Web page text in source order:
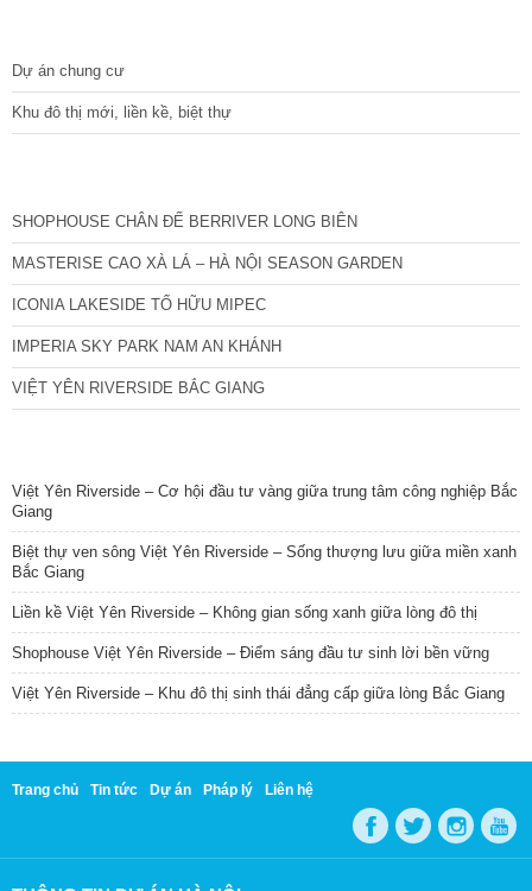
Dự án chung cư
Khu đô thị mới, liền kề, biệt thự
SHOPHOUSE CHÂN ĐẾ BERRIVER LONG BIÊN
MASTERISE CAO XÀ LÁ – HÀ NỘI SEASON GARDEN
ICONIA LAKESIDE TỐ HỮU MIPEC
IMPERIA SKY PARK NAM AN KHÁNH
VIỆT YÊN RIVERSIDE BẮC GIANG
Việt Yên Riverside – Cơ hội đầu tư vàng giữa trung tâm công nghiệp Bắc
Giang
Biệt thự ven sông Việt Yên Riverside – Sống thượng lưu giữa miền xanh
Bắc Giang
Liền kề Việt Yên Riverside – Không gian sống xanh giữa lòng đô thị
Shophouse Việt Yên Riverside – Điểm sáng đầu tư sinh lời bền vững
Việt Yên Riverside – Khu đô thị sinh thái đẳng cấp giữa lòng Bắc Giang
Trang chủ Tin tức Dự án Pháp lý Liên hệ